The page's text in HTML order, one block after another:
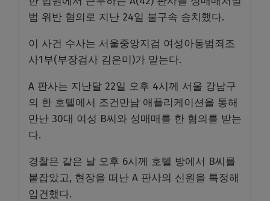
법 위반 혐의로 지난 24일 불구속 송치했다.
이 사건 수사는 서울중앙지검 여성아동범죄조
사1부(부장검사 김은미)가 맡는다.
A 판사는 지난달 22일 오후 4시께 서울 강남구
의 한 호텔에서 조건만남 애플리케이션을 통해
만난 30대 여성 B씨와 성매매를 한 혐의를 받는
다.
경찰은 같은 날 오후 6시께 호텔 방에서 B씨를
붙잡았고, 현장을 떠난 A 판사의 신원을 특정해
입건했다.